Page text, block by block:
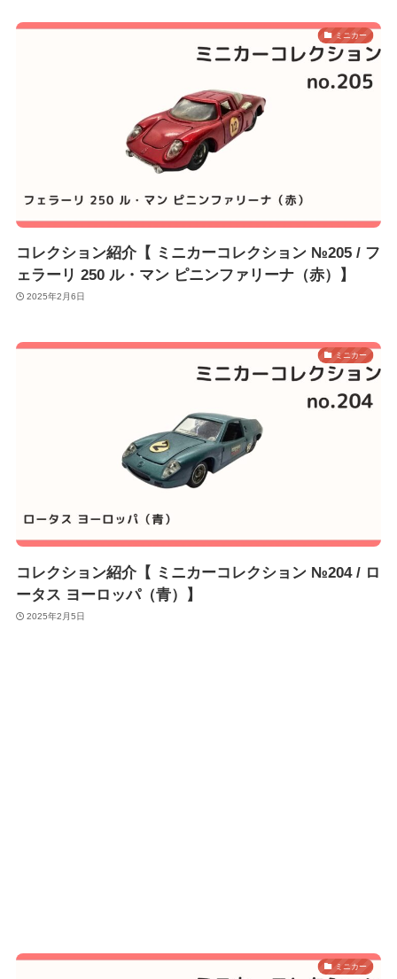
ミニカー
コレクション紹介【 ミニカーコレクション №205 / フ
ェラーリ 250 ル・マン ピニンファリーナ（赤）】
2025年2月6日
ミニカー
コレクション紹介【 ミニカーコレクション №204 / ロ
ータス ヨーロッパ（青）】
2025年2月5日
ミニカー